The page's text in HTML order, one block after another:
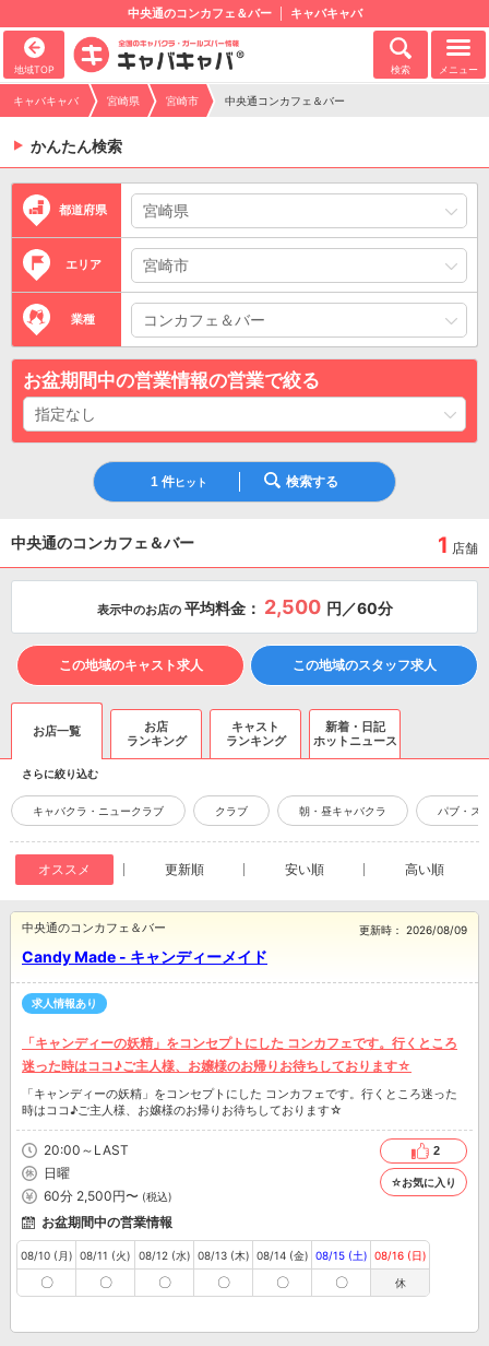
中央通のコンカフェ＆バー キャバキャバ
地域TOP 検索 メニュー
キャバキャバ 宮崎県 宮崎市 中央通コンカフェ＆バー
かんたん検索
都道府県
エリア
業種
お盆期間中の営業情報の営業で絞る
1 件ヒット 検索する
中央通のコンカフェ＆バー 1 店舗
表示中のお店の 平均料金： 2,500 円／60分
この地域のキャスト求人 この地域のスタッフ求人
お店一覧
お店
ランキング
キャスト
ランキング
新着・日記
ホットニュース
さらに絞り込む
キャバクラ・ニュークラブ クラブ 朝・昼キャバクラ パブ・ス
オススメ 更新順 安い順 高い順
Candy Made - キャンディーメイド
中央通のコンカフェ＆バー 更新時： 2026/08/09
求人情報あり
「キャンディーの妖精」をコンセプトにした コンカフェです。行くところ
迷った時はココ♪ご主人様、お嬢様のお帰りお待ちしております☆
「キャンディーの妖精」をコンセプトにした コンカフェです。行くところ迷った
時はココ♪ご主人様、お嬢様のお帰りお待ちしております☆
20:00～LAST
日曜
60分 2,500円〜 (税込)
2
☆お気に入り
お盆期間中の営業情報
08/10 (月)
〇
08/11 (火)
〇
08/12 (水)
〇
08/13 (木)
〇
08/14 (金)
〇
08/15 (土)
〇
08/16 (日)
休